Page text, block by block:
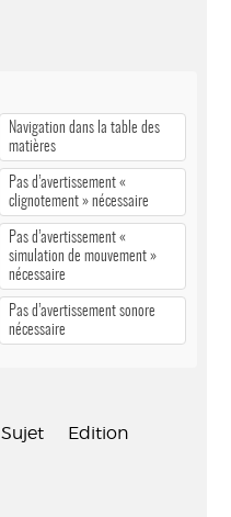
Navigation dans la table des
matières
Pas d’avertissement «
clignotement » nécessaire
Pas d’avertissement «
simulation de mouvement »
nécessaire
Pas d’avertissement sonore
nécessaire
Sujet Edition